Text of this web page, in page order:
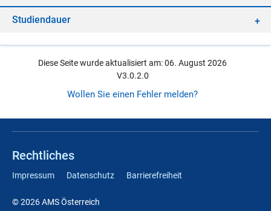
Stu­di­en­dau­er
Diese Seite wurde aktualisiert am: 06. August 2026
V3.0.2.0
Wollen Sie einen Fehler melden?
Rechtliches
Impressum Datenschutz Barrierefreiheit
© 2026 AMS Österreich